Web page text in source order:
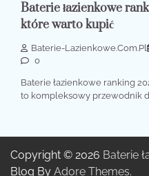
Baterie łazienkowe
które warto kupić
Baterie-Lazienkowe.com.pl
0
Baterie łazienkowe ranking
to kompleksowy przewodnik
Copyright © 2026 Baterie
Blog By Adore Themes.